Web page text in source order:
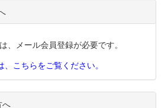
、メール会員登録が必要です。
こちらをご覧ください。
へ